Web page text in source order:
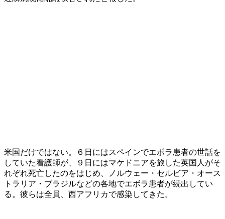
米国だけではない。６日にはスペインでエボラ患者の世話を
していた看護師が、９日にはマケドニアを旅した英国人がそ
れぞれ死亡したのをはじめ、ノルウェー・セルビア・オース
トラリア・ブラジルなどの各地でエボラ患者が続出してい
る。彼らは全員、西アフリカで感染してきた。